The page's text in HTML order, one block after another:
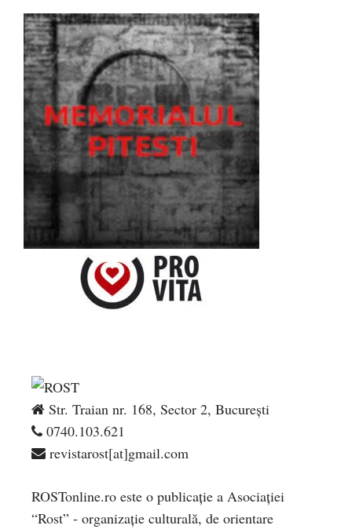
Str. Traian nr. 168, Sector 2, București
0740.103.621
revistarost[at]gmail.com
ROSTonline.ro este o publicaţie a Asociaţiei
“Rost” - organizaţie culturală, de orientare